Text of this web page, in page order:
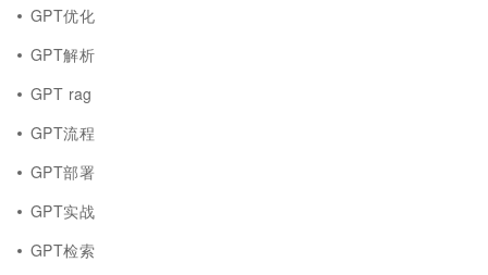
GPT优化
GPT解析
GPT rag
GPT流程
GPT部署
GPT实战
GPT检索